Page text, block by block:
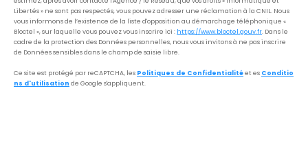
Libertés » ne sont pas respectés, vous pouvez adresser une réclamation à la CNIL. Nous
vous informons de l’existence de la liste d'opposition au démarchage téléphonique «
Bloctel », sur laquelle vous pouvez vous inscrire ici : https://www.bloctel.gouv.fr. Dans le
cadre de la protection des Données personnelles, nous vous invitons à ne pas inscrire
de Données sensibles dans le champ de saisie libre.
Ce site est protégé par reCAPTCHA, les Politiques de Confidentialitéet es Conditio
ns d'utilisation de Google s'appliquent.